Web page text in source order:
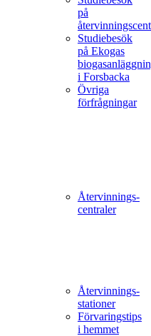
på
Studiebesök
på Ekogas
i Forsbacka
Övriga
förfrågningar
Återvinnings­
centraler
Återvinnings­
stationer
Förvaringstips
i hemmet